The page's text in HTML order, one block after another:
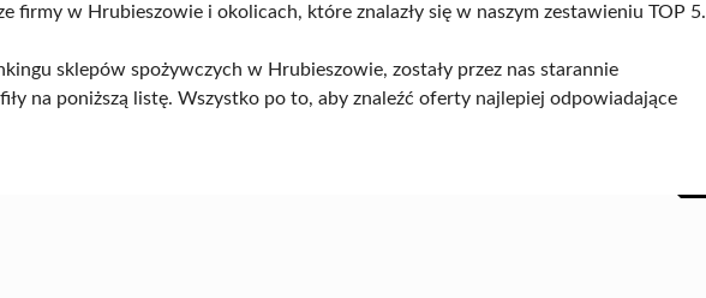
firmy w Hrubieszowie i okolicach, które znalazły się w naszym zestawieniu TOP 5.
sklepów spożywczych w Hrubieszowie, zostały przez nas starannie
na poniższą listę. Wszystko po to, aby znaleźć oferty najlepiej odpowiadające